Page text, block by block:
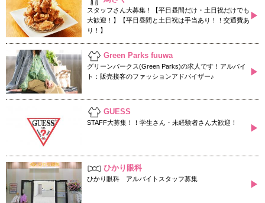
スタッフさん大募集！【平日昼間だけ・土日祝だけでも
大歓迎！】【平日昼間と土日祝は手当あり！！交通費あ
り！】
▶
Green Parks fuuwa
グリーンパークス(Green Parks)の求人です！アルバイ
ト：販売接客のファッションアドバイザー♪
▶
GUESS
STAFF大募集！！学生さん・未経験者さん大歓迎！
▶
ひかり眼科
ひかり眼科 アルバイトスタッフ募集
▶